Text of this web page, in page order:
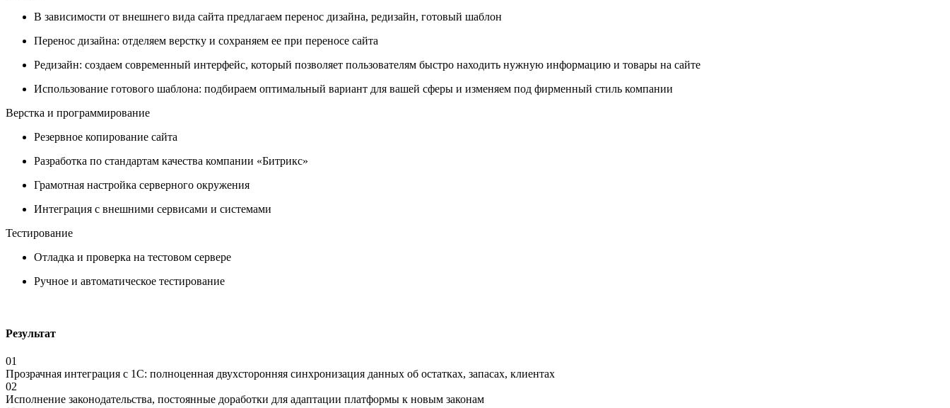
В зависимости от внешнего вида сайта предлагаем перенос дизайна, редизайн, готовый шаблон
Перенос дизайна: отделяем верстку и сохраняем ее при переносе сайта
Редизайн: создаем современный интерфейс, который позволяет пользователям быстро находить нужную информацию и товары на сайте
Использование готового шаблона: подбираем оптимальный вариант для вашей сферы и изменяем под фирменный стиль компании
Верстка и программирование
Резервное копирование сайта
Разработка по стандартам качества компании «Битрикс»
Грамотная настройка серверного окружения
Интеграция с внешними сервисами и системами
Тестирование
Отладка и проверка на тестовом сервере
Ручное и автоматическое тестирование
Результат
01
Прозрачная интеграция с 1С: полноценная двухсторонняя синхронизация данных об остатках, запасах, клиентах
02
Исполнение законодательства, постоянные доработки для адаптации платформы к новым законам